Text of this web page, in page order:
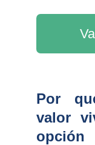
Por
valor
opción